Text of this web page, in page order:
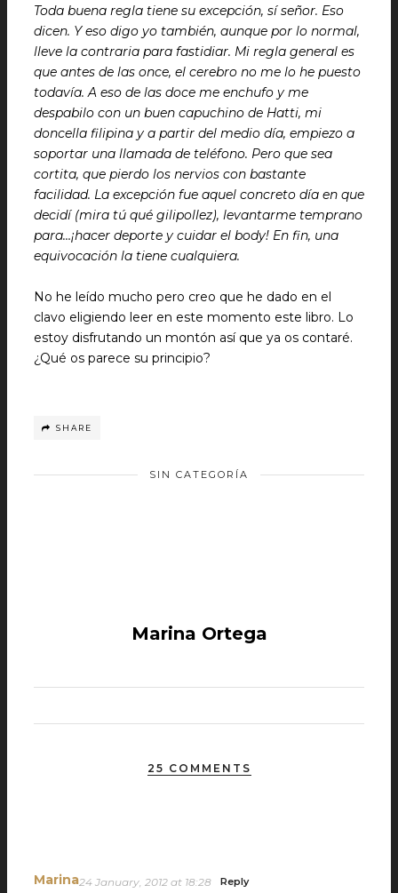
Toda buena regla tiene su excepción, sí señor. Eso
dicen. Y eso digo yo también, aunque por lo normal,
lleve la contraria para fastidiar. Mi regla general es
que antes de las once, el cerebro no me lo he puesto
todavía. A eso de las doce me enchufo y me
despabilo con un buen capuchino de Hatti, mi
doncella filipina y a partir del medio día, empiezo a
soportar una llamada de teléfono. Pero que sea
cortita, que pierdo los nervios con bastante
facilidad. La excepción fue aquel concreto día en que
decidí (mira tú qué gilipollez), levantarme temprano
para…¡hacer deporte y cuidar el body! En fin, una
equivocación la tiene cualquiera.
No he leído mucho pero creo que he dado en el
clavo eligiendo leer en este momento este libro. Lo
estoy disfrutando un montón así que ya os contaré.
¿Qué os parece su principio?
SHARE
SIN CATEGORÍA
Marina Ortega
25 COMMENTS
Marina24 January, 2012 at 18:28 Reply